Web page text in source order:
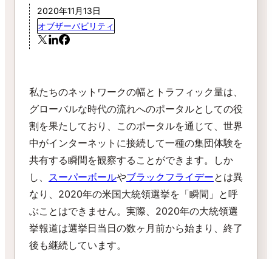
2020年11月13日
オブザーバビリティ
私たちのネットワークの幅とトラフィック量は、
グローバルな時代の流れへのポータルとしての役
割を果たしており、このポータルを通じて、世界
中がインターネットに接続して一種の集団体験を
共有する瞬間を観察することができます。しか
し、 スーパーボールやブラックフライデーとは異
なり、2020年の米国大統領選挙を「瞬間」と呼
ぶことはできません。実際、2020年の大統領選
挙報道は選挙日当日の数ヶ月前から始まり、終了
後も継続しています。